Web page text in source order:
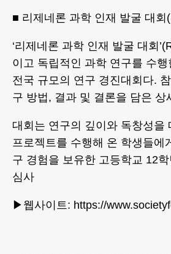
■ 리제네론 과학 인재 발굴 대
‘리제네론 과학 인재 발굴 대회
이고 독립적인 과학 연구를 수
전국 규모의 연구 경진대회다.
구 방법, 결과 및 결론을 담은
대회는 연구의 깊이와 독창성을
프로젝트를 수행해 온 학생들
구 경험을 보유한 고등학교 12
심사
▶웹사이트: https://